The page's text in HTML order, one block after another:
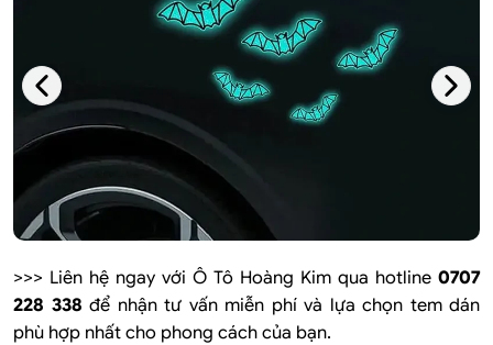
>>> Liên hệ ngay với Ô Tô Hoàng Kim qua hotline 0707
228 338 để nhận tư vấn miễn phí và lựa chọn tem dán
phù hợp nhất cho phong cách của bạn.